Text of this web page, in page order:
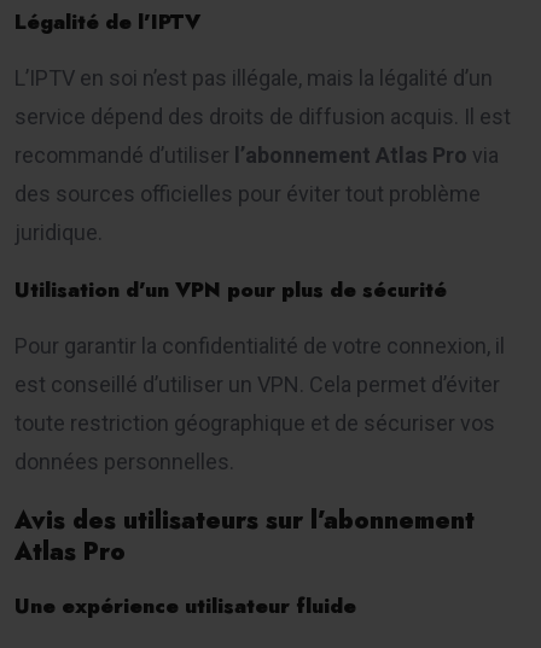
Légalité de l’IPTV
L’IPTV en soi n’est pas illégale, mais la légalité d’un
service dépend des droits de diffusion acquis. Il est
recommandé d’utiliser l’abonnement Atlas Pro via
des sources officielles pour éviter tout problème
juridique.
Utilisation d’un VPN pour plus de sécurité
Pour garantir la confidentialité de votre connexion, il
est conseillé d’utiliser un VPN. Cela permet d’éviter
toute restriction géographique et de sécuriser vos
données personnelles.
Avis des utilisateurs sur l’abonnement
Atlas Pro
Une expérience utilisateur fluide